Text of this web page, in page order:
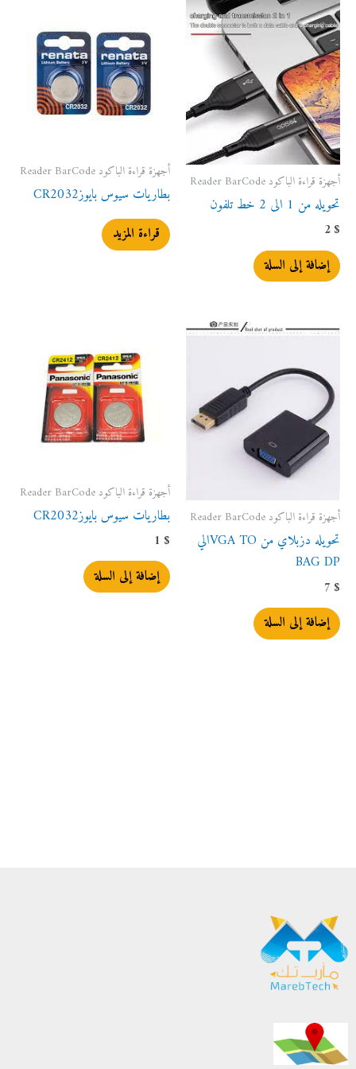
أجهزة قراءة الباكود Reader BarCode
تحويله من 1 الى 2 خط تلفون
2$
إضافة إلى السلة
أجهزة قراءة الباكود Reader BarCode
بطاريات سيوس بايوزCR2032
قراءة المزيد
أجهزة قراءة الباكود Reader BarCode
تحويله دزبلاي من VGA TOالي
BAG DP
7 $
إضافة إلى السلة
أجهزة قراءة الباكود Reader BarCode
بطاريات سيوس بايوزCR2032
1 $
إضافة إلى السلة